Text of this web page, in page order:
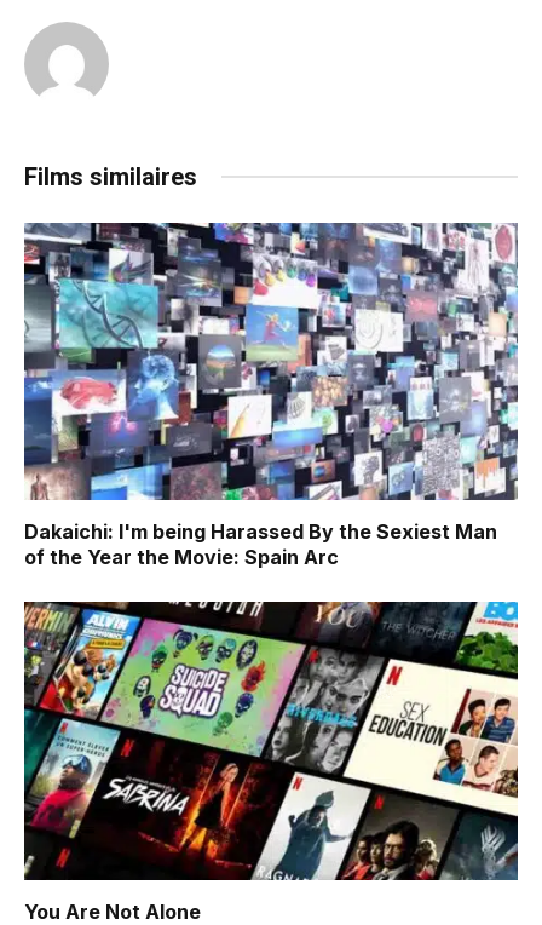
Films similaires
Dakaichi: I'm being Harassed By the Sexiest Man
of the Year the Movie: Spain Arc
You Are Not Alone